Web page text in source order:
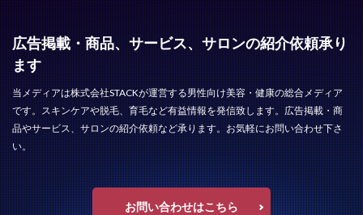
広告掲載・商品、サービス、サロンの紹介依頼承り
ます
当メディアは株式会社STACKが運営する男性向け美容・健康の総合メディア
です。スキンケアや脱毛、育毛など有益情報を発信致します。広告掲載・商
品やサービス、サロンの紹介依頼など承ります。お気軽にお問い合わせ下さ
い。
お問い合わせはこちら